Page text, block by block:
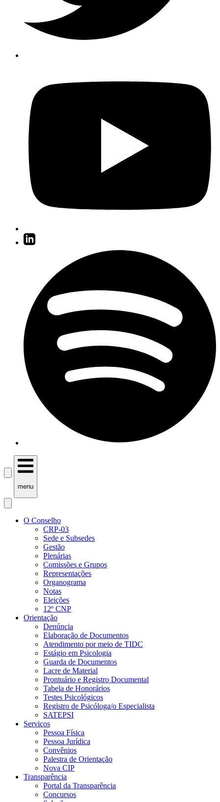
menu
O Conselho
CRP-03
Sede e Subsedes
Gestão
Plenárias
Comissões e Grupos
Representações
Organograma
Notas
Eleições
12º CNP
Orientação
Denúncia
Elaboração de Documentos
Atendimento por meio de TIDC
Estágio em Psicologia
Guarda de Documentos
Lacre de Material
Prontuário e Registro Documental
Tabela de Honorários
Testes Psicológicos
Registro de Psicóloga/o Especialista
SATEPSI
Serviços
Pessoa Física
Pessoa Jurídica
Convênios
Palestra de Orientação
Nova CIP
Transparência
Portal da Transparência
Concursos